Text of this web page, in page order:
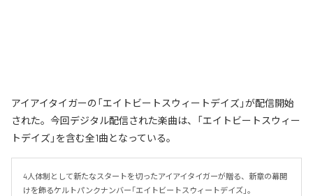
アイアイタイガーの「エイトビートスウィートデイズ」が配信開始
された。今回デジタル配信された楽曲は、「エイトビートスウィー
トデイズ」を含む全1曲となっている。
4人体制として新たなスタートを切ったアイアイタイガーが贈る、新章の幕開
けを飾るケルトパンクナンバー「エイトビートスウィートデイズ」。